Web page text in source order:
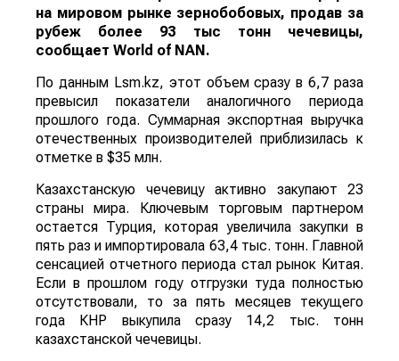
на мировом рынке зернобобовых, продав за
рубеж более 93 тыс тонн чечевицы,
сообщает World of NAN.
По данным Lsm.kz, этот объем сразу в 6,7 раза
превысил показатели аналогичного периода
прошлого года. Суммарная экспортная выручка
отечественных производителей приблизилась к
отметке в $35 млн.
Казахстанскую чечевицу активно закупают 23
страны мира. Ключевым торговым партнером
остается Турция, которая увеличила закупки в
пять раз и импортировала 63,4 тыс. тонн. Главной
сенсацией отчетного периода стал рынок Китая.
Если в прошлом году отгрузки туда полностью
отсутствовали, то за пять месяцев текущего
года КНР выкупила сразу 14,2 тыс. тонн
казахстанской чечевицы.